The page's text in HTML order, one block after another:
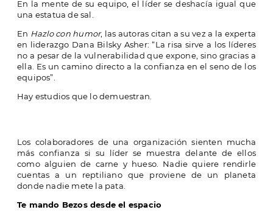
En la mente de su equipo, el líder se deshacía igual que
una estatua de sal.
En Hazlo con humor, las autoras citan a su vez a la experta
en liderazgo Dana Bilsky Asher: “La risa sirve a los líderes
no a pesar de la vulnerabilidad que expone, sino gracias a
ella. Es un camino directo a la confianza en el seno de los
equipos”.
Hay estudios que lo demuestran.
Los colaboradores de una organización sienten mucha
más confianza si su líder se muestra delante de ellos
como alguien de carne y hueso. Nadie quiere rendirle
cuentas a un reptiliano que proviene de un planeta
donde nadie mete la pata.
Te mando Bezos desde el espacio